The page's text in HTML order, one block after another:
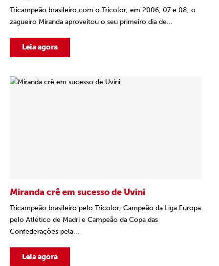
Tricampeão brasileiro com o Tricolor, em 2006, 07 e 08, o
zagueiro Miranda aproveitou o seu primeiro dia de...
Leia agora
Miranda crê em sucesso de Uvini
Tricampeão brasileiro pelo Tricolor, Campeão da Liga Europa
pelo Atlético de Madri e Campeão da Copa das
Confederações pela...
Leia agora